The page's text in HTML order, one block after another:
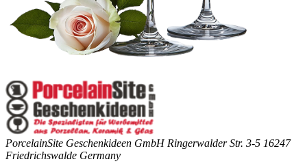
PorcelainSite Geschenkideen GmbH Ringerwalder Str. 3-5 16247
Friedrichswalde Germany